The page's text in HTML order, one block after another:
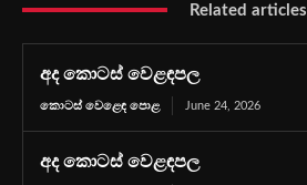
Related articles
අද කොටස් වෙළඳපල
කොටස් වෙළෙඳ පොළ June 24, 2026
අද කොටස් වෙළඳපල